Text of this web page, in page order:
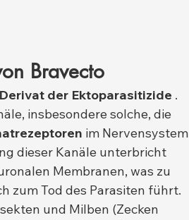
Bravecto
der Ektoparasitizide .
insbesondere solche, die
im Nervensystem
dieser Kanäle unterbricht
Membranen, was zu
zum Tod des Parasiten führt.
und Milben (Zecken